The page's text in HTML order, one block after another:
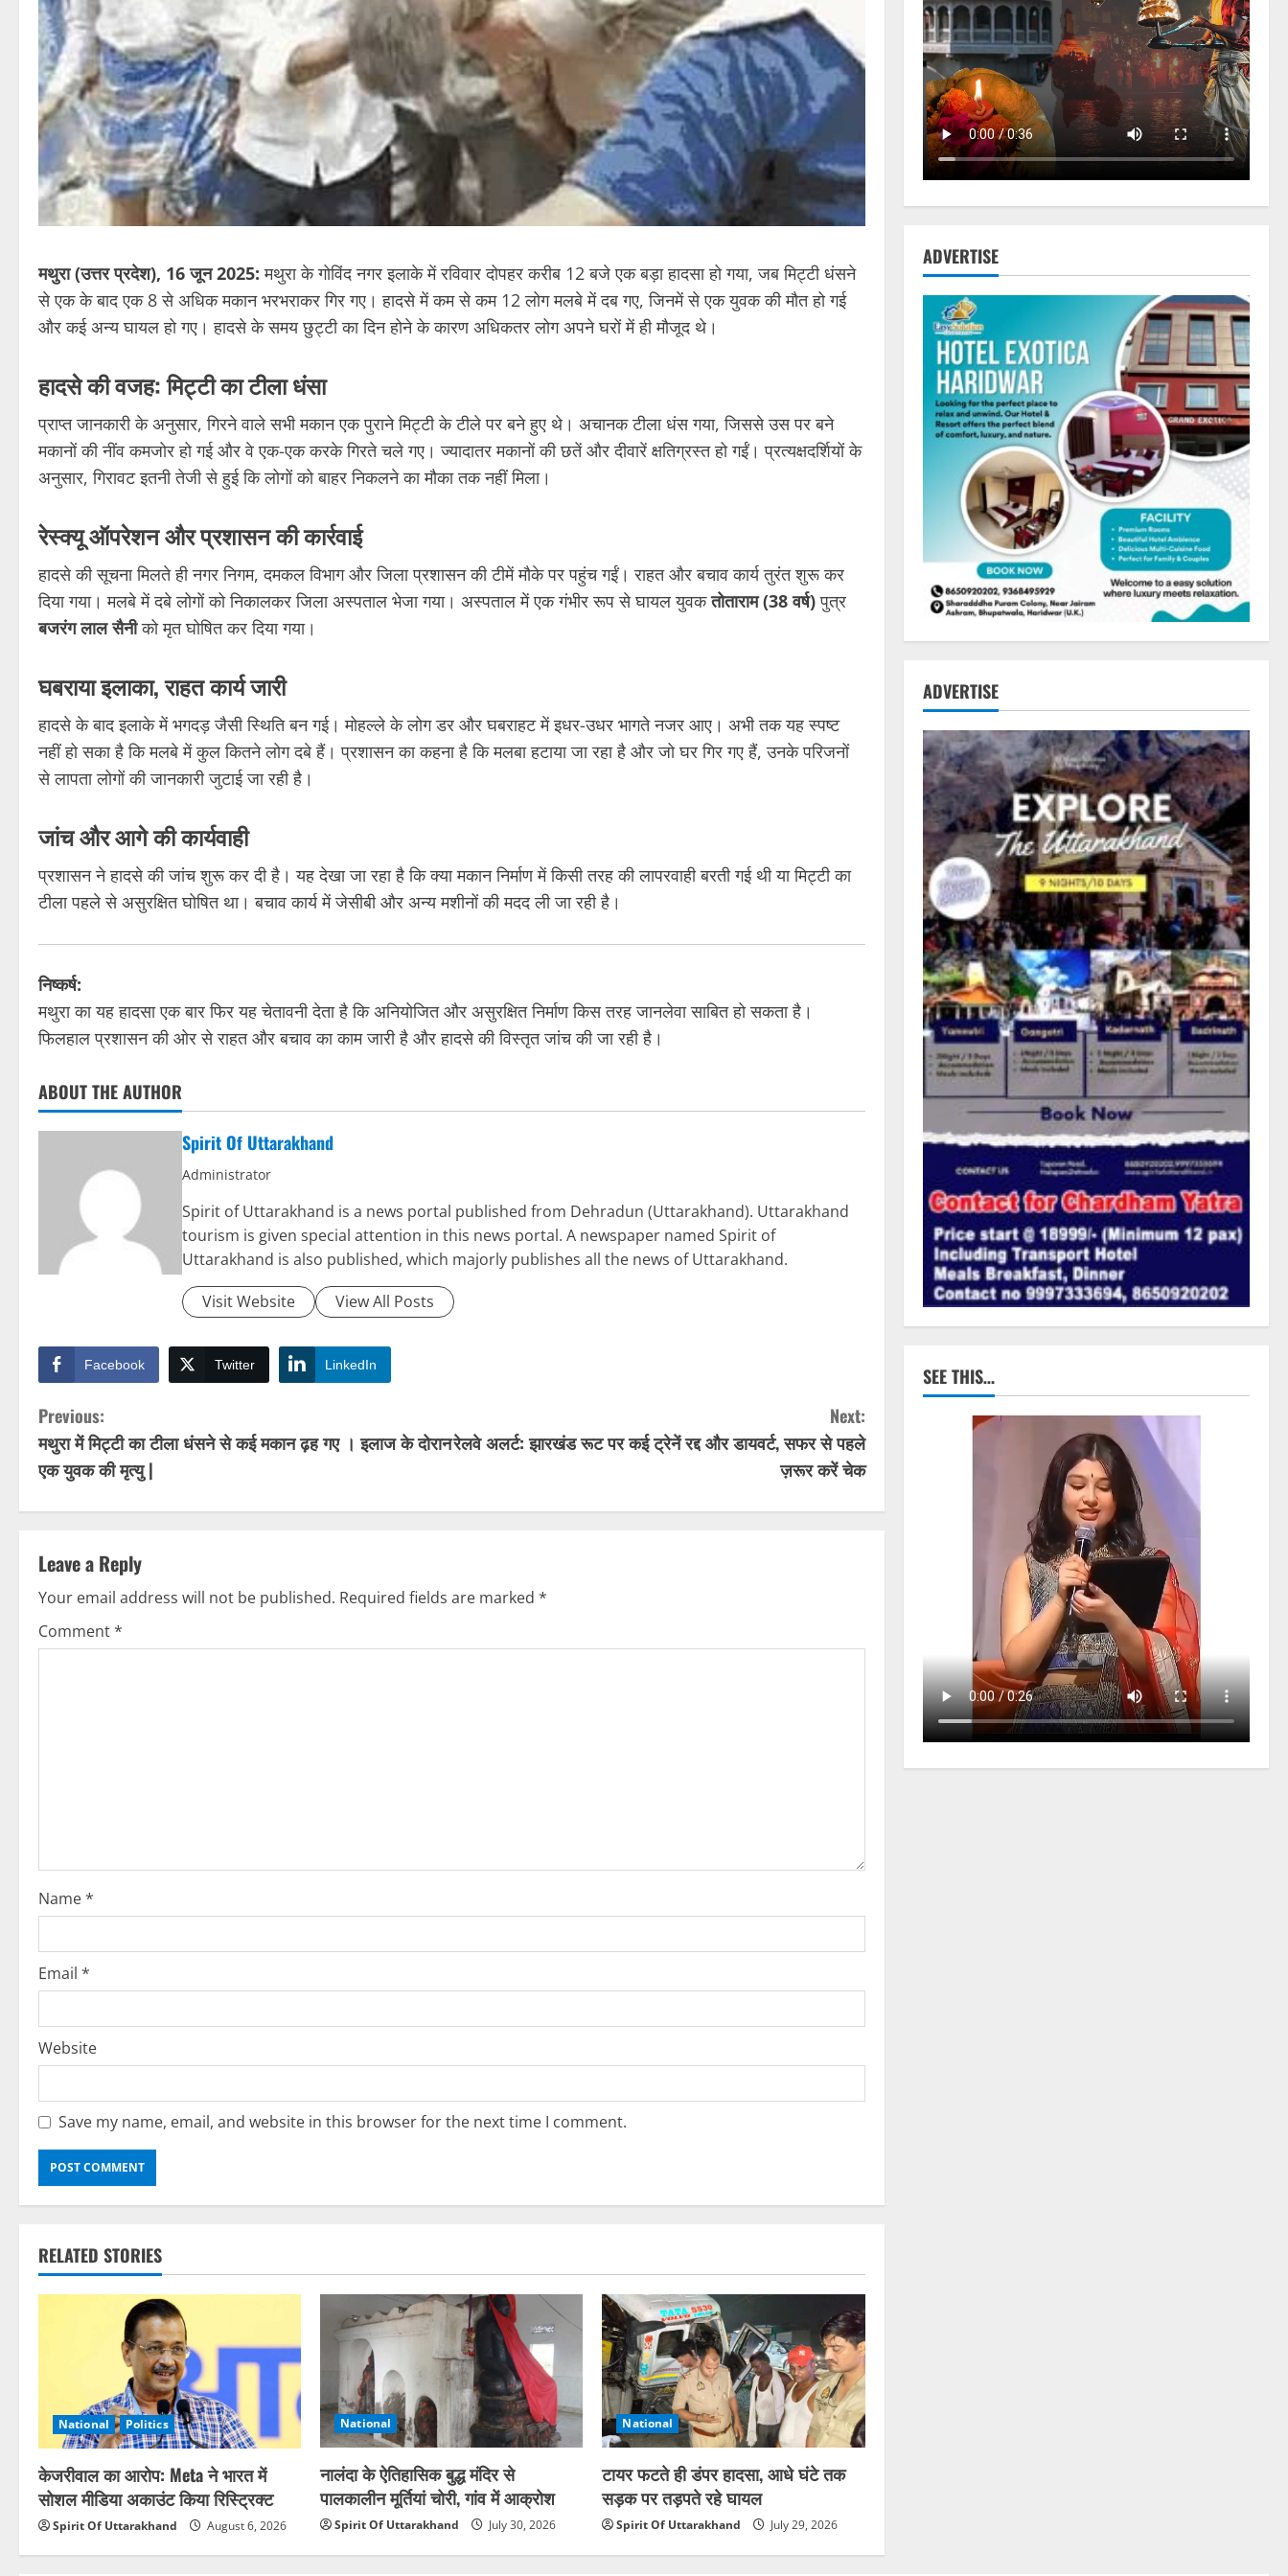
मथुरा (उत्तर प्रदेश), 16 जून 2025: मथुरा के गोविंद नगर इलाके में रविवार दोपहर करीब 12 बजे एक बड़ा हादसा हो गया, जब मिट्टी धंसने
से एक के बाद एक 8 से अधिक मकान भरभराकर गिर गए। हादसे में कम से कम 12 लोग मलबे में दब गए, जिनमें से एक युवक की मौत हो गई
और कई अन्य घायल हो गए। हादसे के समय छुट्टी का दिन होने के कारण अधिकतर लोग अपने घरों में ही मौजूद थे।
हादसे की वजह: मिट्टी का टीला धंसा
प्राप्त जानकारी के अनुसार, गिरने वाले सभी मकान एक पुराने मिट्टी के टीले पर बने हुए थे। अचानक टीला धंस गया, जिससे उस पर बने
मकानों की नींव कमजोर हो गई और वे एक-एक करके गिरते चले गए। ज्यादातर मकानों की छतें और दीवारें क्षतिग्रस्त हो गईं। प्रत्यक्षदर्शियों के
अनुसार, गिरावट इतनी तेजी से हुई कि लोगों को बाहर निकलने का मौका तक नहीं मिला।
रेस्क्यू ऑपरेशन और प्रशासन की कार्रवाई
हादसे की सूचना मिलते ही नगर निगम, दमकल विभाग और जिला प्रशासन की टीमें मौके पर पहुंच गईं। राहत और बचाव कार्य तुरंत शुरू कर
दिया गया। मलबे में दबे लोगों को निकालकर जिला अस्पताल भेजा गया। अस्पताल में एक गंभीर रूप से घायल युवकतोताराम (38 वर्ष)पुत्र
बजरंग लाल सैनीको मृत घोषित कर दिया गया।
घबराया इलाका, राहत कार्य जारी
हादसे के बाद इलाके में भगदड़ जैसी स्थिति बन गई। मोहल्ले के लोग डर और घबराहट में इधर-उधर भागते नजर आए। अभी तक यह स्पष्ट
नहीं हो सका है कि मलबे में कुल कितने लोग दबे हैं। प्रशासन का कहना है कि मलबा हटाया जा रहा है और जो घर गिर गए हैं, उनके परिजनों
से लापता लोगों की जानकारी जुटाई जा रही है।
जांच और आगे की कार्यवाही
प्रशासन ने हादसे की जांच शुरू कर दी है। यह देखा जा रहा है कि क्या मकान निर्माण में किसी तरह की लापरवाही बरती गई थी या मिट्टी का
टीला पहले से असुरक्षित घोषित था। बचाव कार्य में जेसीबी और अन्य मशीनों की मदद ली जा रही है।
निष्कर्ष:
मथुरा का यह हादसा एक बार फिर यह चेतावनी देता है कि अनियोजित और असुरक्षित निर्माण किस तरह जानलेवा साबित हो सकता है।
फिलहाल प्रशासन की ओर से राहत और बचाव का काम जारी है और हादसे की विस्तृत जांच की जा रही है।
ABOUT THE AUTHOR
Spirit Of Uttarakhand
Administrator
Spirit of Uttarakhand is a news portal published from Dehradun (Uttarakhand). Uttarakhand
tourism is given special attention in this news portal. A newspaper named Spirit of
Uttarakhand is also published, which majorly publishes all the news of Uttarakhand.
Visit Website
View All Posts
Facebook Twitter LinkedIn
C
o
n
i
n
u
d
i
n
g
Previous:
मथुरा में मिट्टी का टीला धंसने से कई मकान ढ़ह गए । इलाज के दोरान
एक युवक की मृत्यु |
Next:
रेलवे अलर्ट: झारखंड रूट पर कई ट्रेनें रद्द और डायवर्ट, सफर से पहले
ज़रूर करें चेक
Leave a Reply
Your email address will not be published. Required fields are marked *
Comment*
Name*
Email *
Website
Save my name, email, and website in this browser for the next time I comment.
RELATED STORIES
National Politics
केजरीवाल का आरोप: Meta ने भारत में
सोशल मीडिया अकाउंट किया रिस्ट्रिक्ट
Spirit Of Uttarakhand August 6, 2026
National
नालंदा के ऐतिहासिक बुद्ध मंदिर से
पालकालीन मूर्तियां चोरी, गांव में आक्रोश
Spirit Of Uttarakhand July 30, 2026
National
टायर फटते ही डंपर हादसा, आधे घंटे तक
सड़क पर तड़पते रहे घायल
Spirit Of Uttarakhand July 29, 2026
ADVERTISE
ADVERTISE
SEE THIS…